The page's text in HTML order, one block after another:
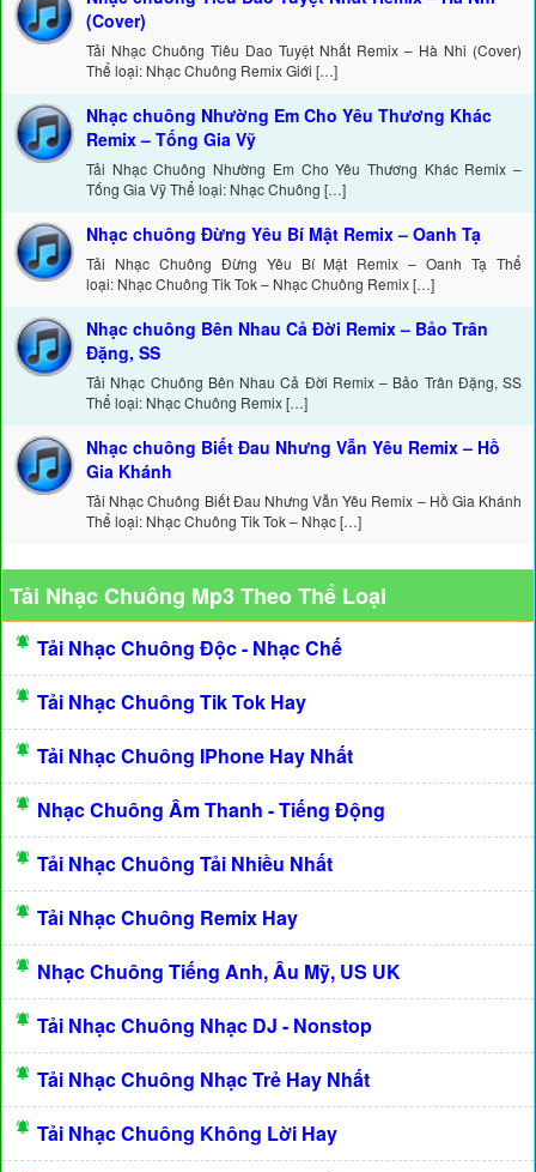
(Cover)
Tải Nhạc Chuông Tiêu Dao Tuyệt Nhất Remix – Hà Nhi (Cover)
Thể loại: Nhạc Chuông Remix Giới […]
Nhạc chuông Nhường Em Cho Yêu Thương Khác
Remix – Tống Gia Vỹ
Tải Nhạc Chuông Nhường Em Cho Yêu Thương Khác Remix –
Tống Gia Vỹ Thể loại: Nhạc Chuông […]
Nhạc chuông Đừng Yêu Bí Mật Remix – Oanh Tạ
Tải Nhạc Chuông Đừng Yêu Bí Mật Remix – Oanh Tạ Thể
loại: Nhạc Chuông Tik Tok – Nhạc Chuông Remix […]
Nhạc chuông Bên Nhau Cả Đời Remix – Bảo Trân
Đặng, SS
Tải Nhạc Chuông Bên Nhau Cả Đời Remix – Bảo Trân Đặng, SS
Thể loại: Nhạc Chuông Remix […]
Nhạc chuông Biết Đau Nhưng Vẫn Yêu Remix – Hồ
Gia Khánh
Tải Nhạc Chuông Biết Đau Nhưng Vẫn Yêu Remix – Hồ Gia Khánh
Thể loại: Nhạc Chuông Tik Tok – Nhạc […]
Tải Nhạc Chuông Mp3 Theo Thể Loại
Tải Nhạc Chuông Độc - Nhạc Chế
Tải Nhạc Chuông Tik Tok Hay
Tải Nhạc Chuông IPhone Hay Nhất
Nhạc Chuông Âm Thanh - Tiếng Động
Tải Nhạc Chuông Tải Nhiều Nhất
Tải Nhạc Chuông Remix Hay
Nhạc Chuông Tiếng Anh, Âu Mỹ, US UK
Tải Nhạc Chuông Nhạc DJ - Nonstop
Tải Nhạc Chuông Nhạc Trẻ Hay Nhất
Tải Nhạc Chuông Không Lời Hay